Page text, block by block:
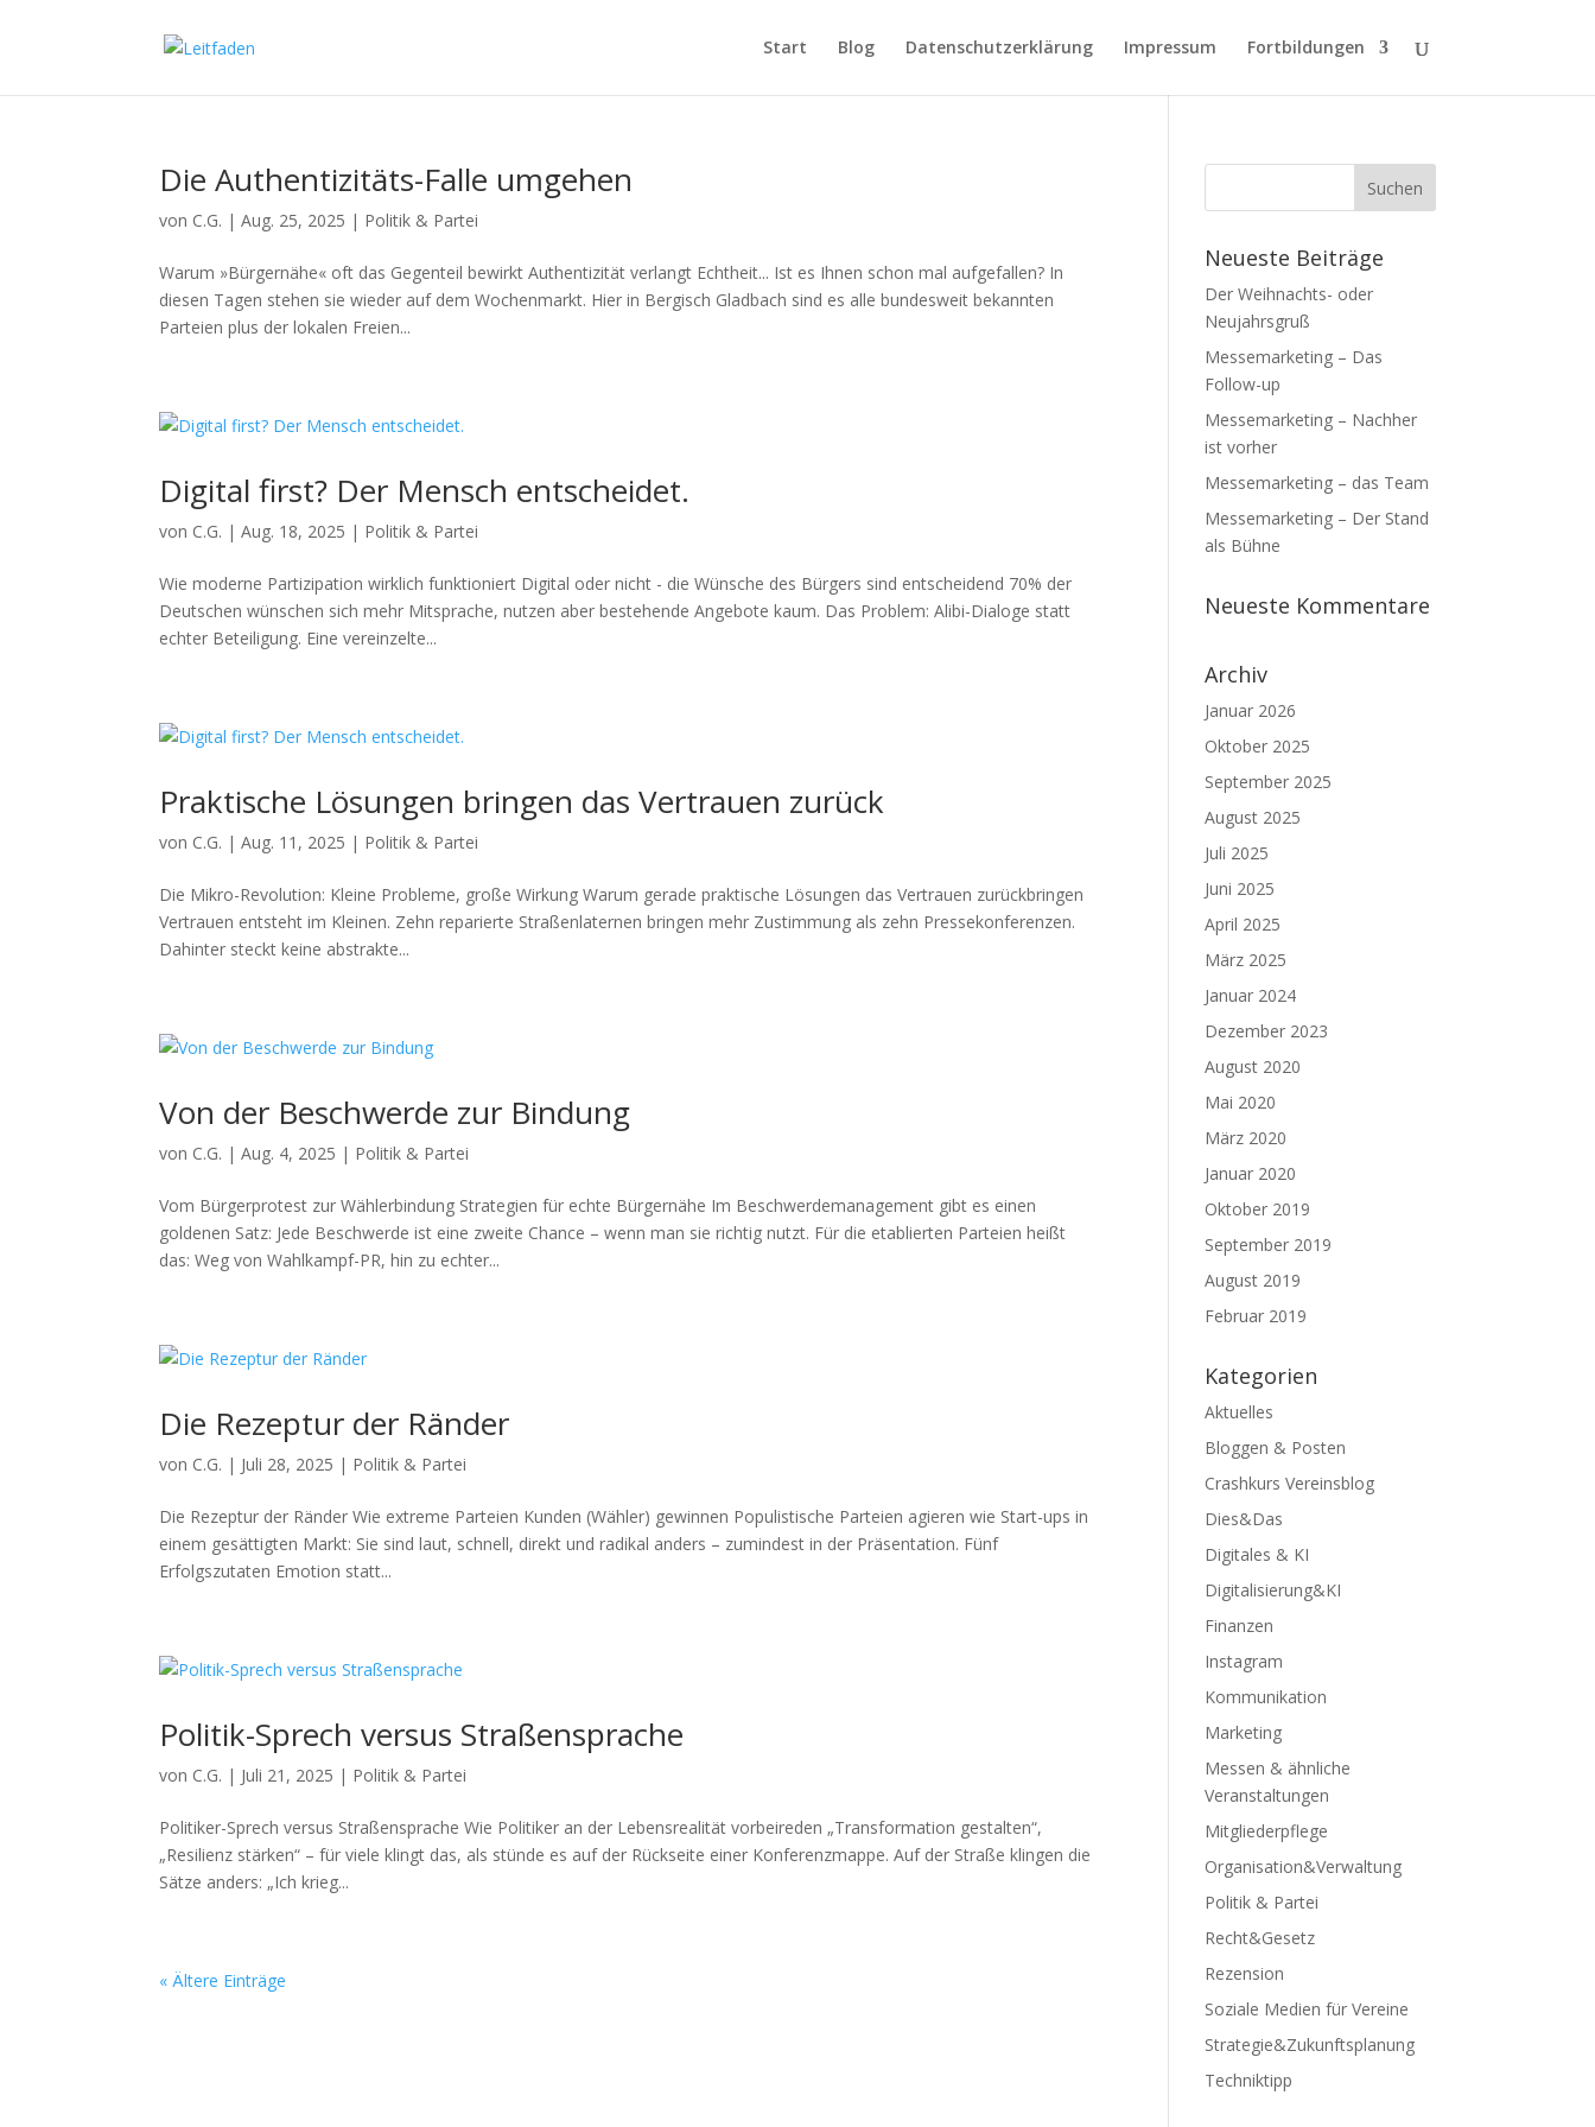
Start Blog Datenschutzerklärung Impressum Fortbildungen
Die Authentizitäts-Falle umgehen
von C.G. |Aug. 25, 2025 | Politik & Partei
Warum »Bürgernähe« oft das Gegenteil bewirkt Authentizität verlangt Echtheit... Ist es Ihnen schon mal aufgefallen? In
diesen Tagen stehen sie wieder auf dem Wochenmarkt. Hier in Bergisch Gladbach sind es alle bundesweit bekannten
Parteien plus der lokalen Freien...
Digital first? Der Mensch entscheidet.
von C.G. |Aug. 18, 2025 | Politik & Partei
Wie moderne Partizipation wirklich funktioniert Digital oder nicht - die Wünsche des Bürgers sind entscheidend 70% der
Deutschen wünschen sich mehr Mitsprache, nutzen aber bestehende Angebote kaum. Das Problem: Alibi-Dialoge statt
echter Beteiligung. Eine vereinzelte...
Praktische Lösungen bringen das Vertrauen zurück
von C.G. |Aug. 11, 2025 | Politik & Partei
Die Mikro-Revolution: Kleine Probleme, große Wirkung Warum gerade praktische Lösungen das Vertrauen zurückbringen
Vertrauen entsteht im Kleinen. Zehn reparierte Straßenlaternen bringen mehr Zustimmung als zehn Pressekonferenzen.
Dahinter steckt keine abstrakte...
Von der Beschwerde zur Bindung
von C.G. |Aug. 4, 2025 | Politik & Partei
Vom Bürgerprotest zur Wählerbindung Strategien für echte Bürgernähe Im Beschwerdemanagement gibt es einen
goldenen Satz: Jede Beschwerde ist eine zweite Chance – wenn man sie richtig nutzt. Für die etablierten Parteien heißt
das: Weg von Wahlkampf-PR, hin zu echter...
Die Rezeptur der Ränder
von C.G. | Juli 28, 2025 | Politik & Partei
Die Rezeptur der Ränder Wie extreme Parteien Kunden (Wähler) gewinnen Populistische Parteien agieren wie Start-ups in
einem gesättigten Markt: Sie sind laut, schnell, direkt und radikal anders – zumindest in der Präsentation. Fünf
Erfolgszutaten Emotion statt...
Politik-Sprech versus Straßensprache
von C.G. | Juli 21, 2025 | Politik & Partei
Politiker-Sprech versus Straßensprache Wie Politiker an der Lebensrealität vorbeireden „Transformation gestalten“,
„Resilienz stärken“ – für viele klingt das, als stünde es auf der Rückseite einer Konferenzmappe. Auf der Straße klingen die
Sätze anders: „Ich krieg...
« Ältere Einträge
Neueste Beiträge
Der Weihnachts- oder
Neujahrsgruß
Messemarketing – Das
Follow-up
Messemarketing – Nachher
ist vorher
Messemarketing – das Team
Messemarketing – Der Stand
als Bühne
Neueste Kommentare
Archiv
Januar 2026
Oktober 2025
September 2025
August 2025
Juli 2025
Juni 2025
April 2025
März 2025
Januar 2024
Dezember 2023
August 2020
Mai 2020
März 2020
Januar 2020
Oktober 2019
September 2019
August 2019
Februar 2019
Kategorien
Aktuelles
Bloggen & Posten
Crashkurs Vereinsblog
Dies&Das
Digitales & KI
Digitalisierung&KI
Finanzen
Instagram
Kommunikation
Marketing
Messen & ähnliche
Veranstaltungen
Mitgliederpflege
Organisation&Verwaltung
Politik & Partei
Recht&Gesetz
Rezension
Soziale Medien für Vereine
Strategie&Zukunftsplanung
Techniktipp